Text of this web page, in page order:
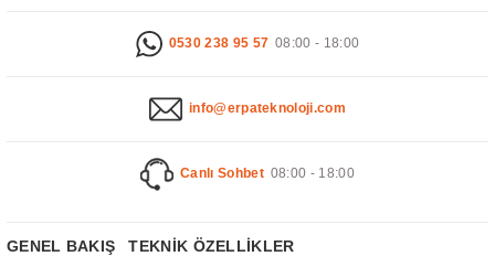
0530 238 95 57 08:00 - 18:00
info@erpateknoloji.com
Canlı Sohbet 08:00 - 18:00
GENEL BAKIŞ TEKNİK ÖZELLİKLER